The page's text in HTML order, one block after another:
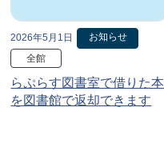
2026年5月1日
お知らせ
全館
らぷらす図書室で借りた本
を図書館で返却できます